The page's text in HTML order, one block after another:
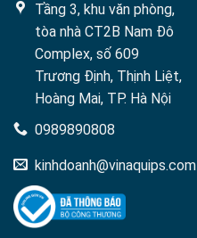
Tầng 3, khu văn phòng,
tòa nhà CT2B Nam Đô
Complex, số 609
Trương Định, Thịnh Liệt,
Hoàng Mai, TP. Hà Nội
0989890808
kinhdoanh@vinaquips.com